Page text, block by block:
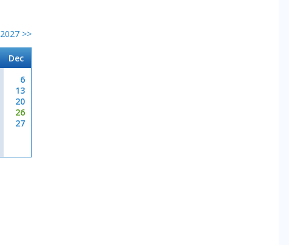
2027 >>
Dec
6
13
20
26
27